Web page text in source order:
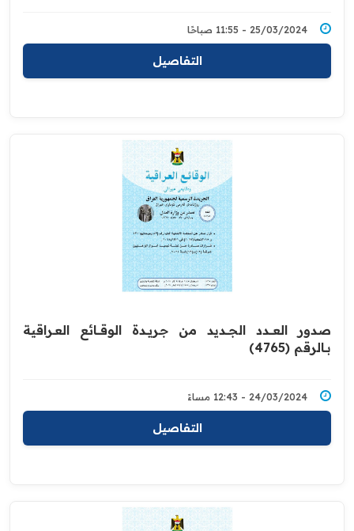
25/03/2024 - 11:55 صباحًا
التفاصيل
صدور العــــدد الجـــديد من جـريــدة ‏الوقــــائع العــراقية
بــالرقم (4765)‏
24/03/2024 - 12:43 مساءً
التفاصيل